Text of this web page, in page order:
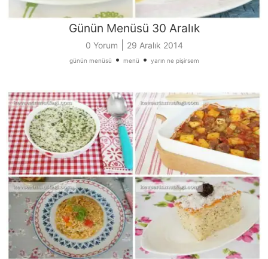
Günün Menüsü 30 Aralık
0 Yorum 29 Aralık 2014
günün menüsü • menü • yarın ne pişirsem